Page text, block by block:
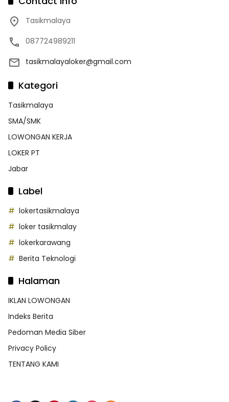
Tasikmalaya
087724989211
tasikmalayaloker@gmail.com
Kategori
Tasikmalaya
SMA/SMK
LOWONGAN KERJA
LOKER PT
Jabar
Label
lokertasikmalaya
loker tasikmalay
lokerkarawang
Berita Teknologi
Halaman
IKLAN LOWONGAN
Indeks Berita
Pedoman Media Siber
Privacy Policy
TENTANG KAMI